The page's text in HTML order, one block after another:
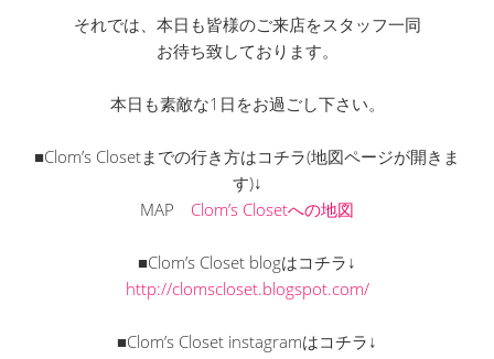
それでは、本日も皆様のご来店をスタッフ一同
お待ち致しております。
本日も素敵な1日をお過ごし下さい。
■Clom’s Closetまでの行き方はコチラ(地図ページが開きま
す)↓
MAP Clom’s Closetへの地図
■Clom’s Closet blogはコチラ↓
http://clomscloset.blogspot.com/
■Clom’s Closet instagramはコチラ↓